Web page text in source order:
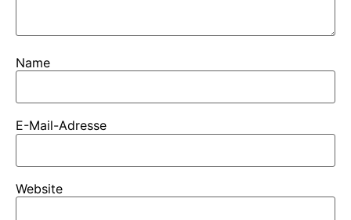
Name
E-Mail-Adresse
Website